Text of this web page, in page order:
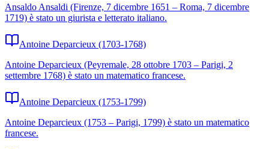
Ansaldo Ansaldi (Firenze, 7 dicembre 1651 – Roma, 7 dicembre
1719) è stato un giurista e letterato italiano.
Antoine Deparcieux (1703-1768)
Antoine Deparcieux (Peyremale, 28 ottobre 1703 – Parigi, 2
settembre 1768) è stato un matematico francese.
Antoine Deparcieux (1753-1799)
Antoine Deparcieux (1753 – Parigi, 1799) è stato un matematico
francese.